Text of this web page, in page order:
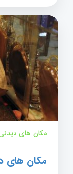
مکان های
مکان های